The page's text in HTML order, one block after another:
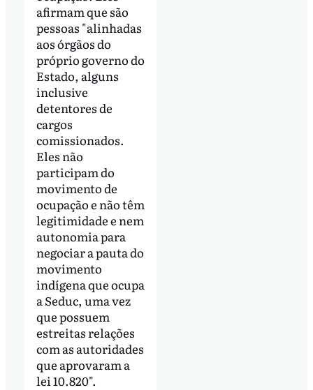
afirmam que são
pessoas "alinhadas
aos órgãos do
próprio governo do
Estado, alguns
inclusive
detentores de
cargos
comissionados.
Eles não
participam do
movimento de
ocupação e não têm
legitimidade e nem
autonomia para
negociar a pauta do
movimento
indígena que ocupa
a Seduc, uma vez
que possuem
estreitas relações
com as autoridades
que aprovaram a
lei 10.820".